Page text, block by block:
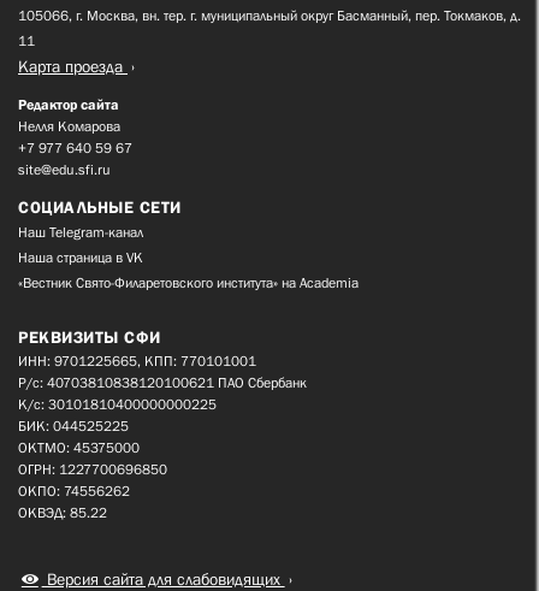
105066, г. Москва, вн. тер. г. муниципальный округ Басманный, пер. Токмаков, д.
11
Карта проезда
Редактор сайта
Нелля Комарова
+7 977 640 59 67
site@edu.sfi.ru
СОЦИАЛЬНЫЕ СЕТИ
Наш Telegram-канал
Наша страница в VK
«Вестник Свято-Филаретовского института» на Academia
РЕКВИЗИТЫ СФИ
ИНН: 9701225665, КПП: 770101001
Р/с: 40703810838120100621 ПАО Сбербанк
К/с: 30101810400000000225
БИК: 044525225
ОКТМО: 45375000
ОГРН: 1227700696850
ОКПО: 74556262
ОКВЭД: 85.22
Версия сайта для слабовидящих